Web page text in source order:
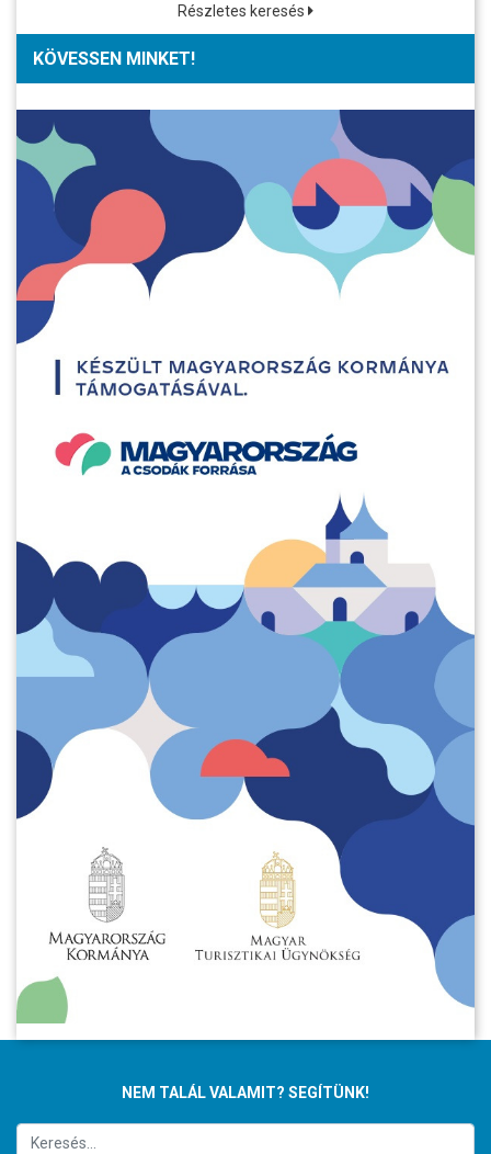
Részletes keresés
KÖVESSEN MINKET!
NEM TALÁL VALAMIT? SEGÍTÜNK!